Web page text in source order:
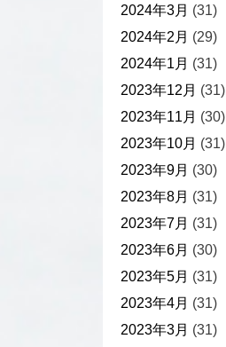
2024年3月 (31)
2024年2月 (29)
2024年1月 (31)
2023年12月 (31)
2023年11月 (30)
2023年10月 (31)
2023年9月 (30)
2023年8月 (31)
2023年7月 (31)
2023年6月 (30)
2023年5月 (31)
2023年4月 (31)
2023年3月 (31)